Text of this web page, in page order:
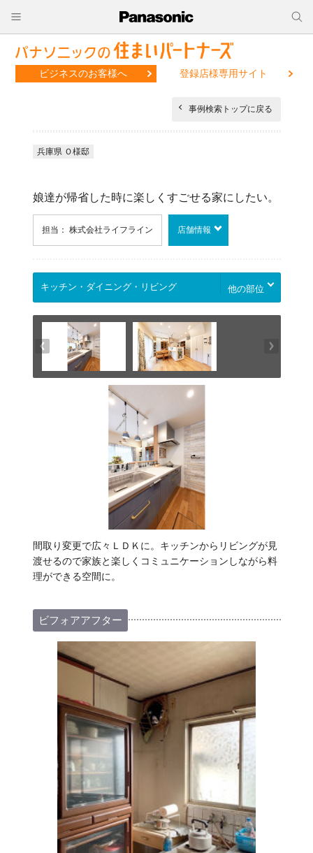
ビジネスのお客様へ 登録店様専用サイト
事例検索トップに戻る
兵庫県 Ｏ様邸
娘達が帰省した時に楽しくすごせる家にしたい。
担当： 株式会社ライフライン 店舗情報
他の部位
間取り変更で広々ＬＤＫに。キッチンからリビングが見
渡せるので家族と楽しくコミュニケーションしながら料
理ができる空間に。
ビフォアアフター